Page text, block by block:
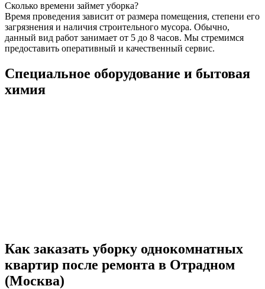
Сколько времени займет уборка?
Время проведения зависит от размера помещения, степени его
загрязнения и наличия строительного мусора. Обычно,
данный вид работ занимает от 5 до 8 часов. Мы стремимся
предоставить оперативный и качественный сервис.
Специальное оборудование и бытовая
химия
Как заказать уборку однокомнатных
квартир после ремонта в Отрадном
(Москва)